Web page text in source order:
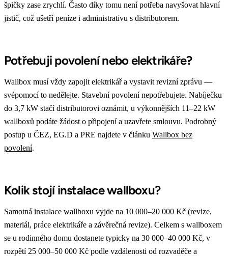
špičky zase zrychlí. Často díky tomu není potřeba navyšovat hlavní
jistič, což ušetří peníze i administrativu s distributorem.
Potřebuji povolení nebo elektrikáře?
Wallbox musí vždy zapojit elektrikář a vystavit revizní zprávu —
svépomocí to nedělejte. Stavební povolení nepotřebujete. Nabíječku
do 3,7 kW stačí distributorovi oznámit, u výkonnějších 11–22 kW
wallboxů podáte žádost o připojení a uzavřete smlouvu. Podrobný
postup u ČEZ, EG.D a PRE najdete v článku Wallbox bez
povolení.
Kolik stojí instalace wallboxu?
Samotná instalace wallboxu vyjde na 10 000–20 000 Kč (revize,
materiál, práce elektrikáře a závěrečná revize). Celkem s wallboxem
se u rodinného domu dostanete typicky na 30 000–40 000 Kč, v
rozpětí 25 000–50 000 Kč podle vzdálenosti od rozvaděče a